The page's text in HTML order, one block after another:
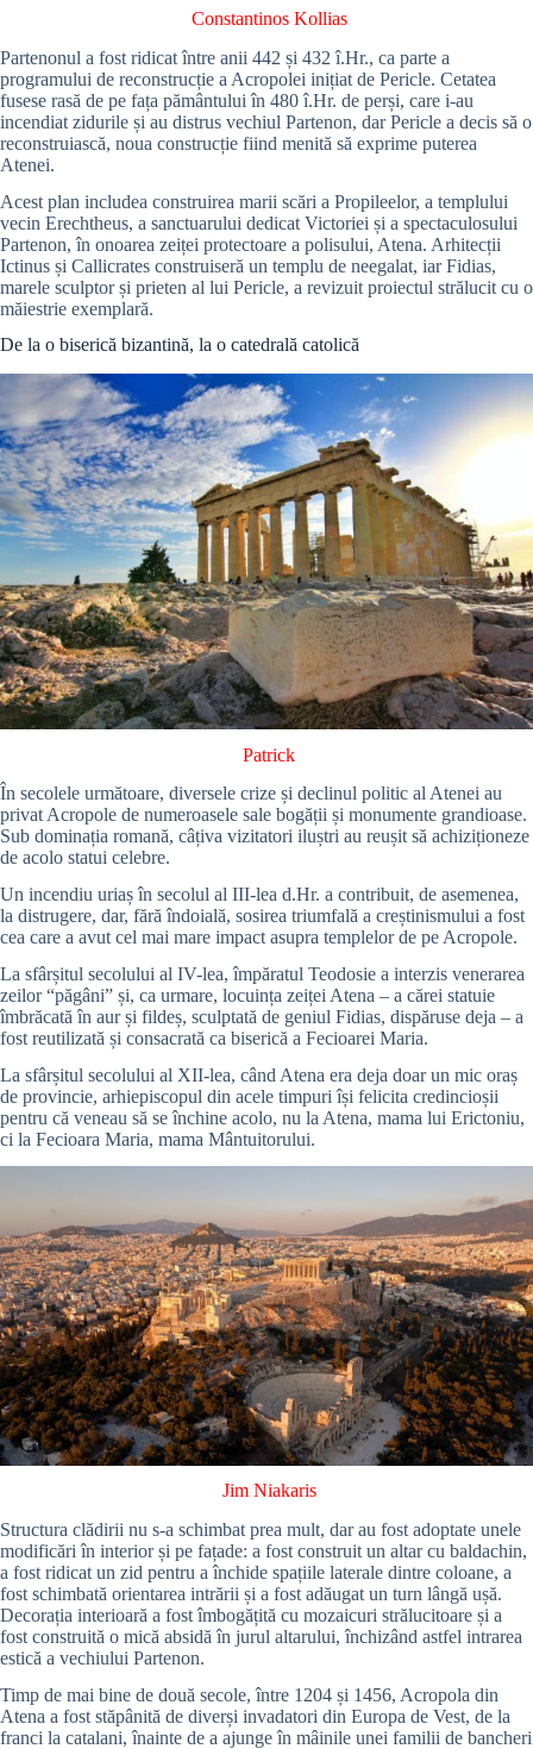
Constantinos Kollias
Partenonul a fost ridicat între anii 442 și 432 î.Hr., ca parte a
programului de reconstrucție a Acropolei inițiat de Pericle. Cetatea
fusese rasă de pe fața pământului în 480 î.Hr. de perși, care i-au
incendiat zidurile și au distrus vechiul Partenon, dar Pericle a decis să o
reconstruiască, noua construcție fiind menită să exprime puterea
Atenei.
Acest plan includea construirea marii scări a Propileelor, a templului
vecin Erechtheus, a sanctuarului dedicat Victoriei și a spectaculosului
Partenon, în onoarea zeiței protectoare a polisului, Atena. Arhitecții
Ictinus și Callicrates construiseră un templu de neegalat, iar Fidias,
marele sculptor și prieten al lui Pericle, a revizuit proiectul strălucit cu o
măiestrie exemplară.
De la o biserică bizantină, la o catedrală catolică
Patrick
În secolele următoare, diversele crize și declinul politic al Atenei au
privat Acropole de numeroasele sale bogății și monumente grandioase.
Sub dominația romană, câțiva vizitatori iluștri au reușit să achiziționeze
de acolo statui celebre.
Un incendiu uriaș în secolul al III-lea d.Hr. a contribuit, de asemenea,
la distrugere, dar, fără îndoială, sosirea triumfală a creștinismului a fost
cea care a avut cel mai mare impact asupra templelor de pe Acropole.
La sfârșitul secolului al IV-lea, împăratul Teodosie a interzis venerarea
zeilor “păgâni” și, ca urmare, locuința zeiței Atena – a cărei statuie
îmbrăcată în aur și fildeș, sculptată de geniul Fidias, dispăruse deja – a
fost reutilizată și consacrată ca biserică a Fecioarei Maria.
La sfârșitul secolului al XII-lea, când Atena era deja doar un mic oraș
de provincie, arhiepiscopul din acele timpuri își felicita credincioșii
pentru că veneau să se închine acolo, nu la Atena, mama lui Erictoniu,
ci la Fecioara Maria, mama Mântuitorului.
Jim Niakaris
Structura clădirii nu s-a schimbat prea mult, dar au fost adoptate unele
modificări în interior și pe fațade: a fost construit un altar cu baldachin,
a fost ridicat un zid pentru a închide spațiile laterale dintre coloane, a
fost schimbată orientarea intrării și a fost adăugat un turn lângă ușă.
Decorația interioară a fost îmbogățită cu mozaicuri strălucitoare și a
fost construită o mică absidă în jurul altarului, închizând astfel intrarea
estică a vechiului Partenon.
Timp de mai bine de două secole, între 1204 și 1456, Acropola din
Atena a fost stăpânită de diverși invadatori din Europa de Vest, de la
franci la catalani, înainte de a ajunge în mâinile unei familii de bancheri